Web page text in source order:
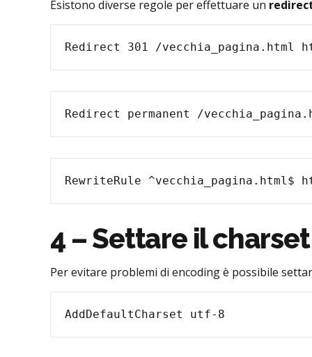
Esistono diverse regole per effettuare un
Redirect 301 /vecchia_pagina.html
Redirect permanent /
RewriteRule ^vecchia_pagina.html$
4 – Settare il
Per evitare problemi di encoding è possibile